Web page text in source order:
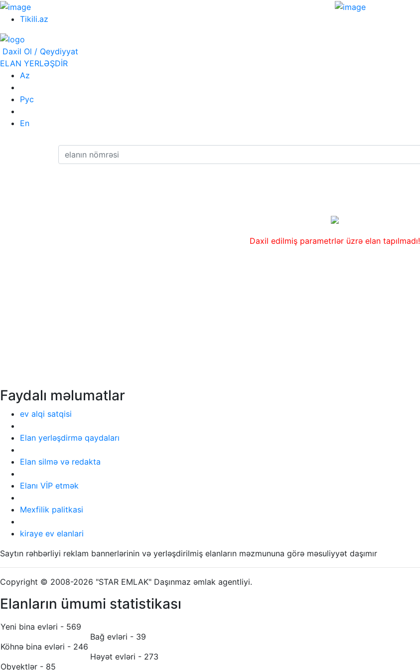
Tikili.az
Daxil Ol / Qeydiyyat
ELAN YERLƏŞDİR
Az
Рус
En
Daxil edilmiş parametrlər üzrə elan tapılmadı!
Faydalı məlumatlar
ev alqi satqisi
Elan yerləşdirmə qaydaları
Elan silmə və redakta
Elanı VİP etmək
Mexfilik palitkasi
kiraye ev elanlari
Saytın rəhbərliyi reklam bannerlərinin və yerləşdirilmiş elanların məzmununa görə məsuliyyət daşımır
Copyright © 2008-2026 "STAR EMLAK" Daşınmaz əmlak agentliyi.
Elanların ümumi statistikası
Yeni bina evləri - 569
Köhnə bina evləri - 246
Obyektlər - 85
Bağ evləri - 39
Həyət evləri - 273